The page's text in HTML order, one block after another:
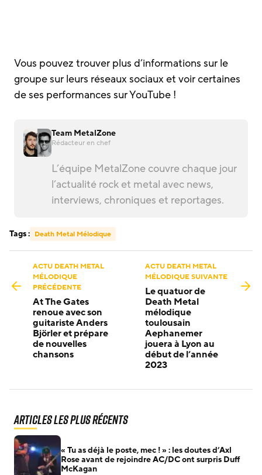
Vous pouvez trouver plus d’informations sur le
groupe sur leurs réseaux sociaux et voir certaines
de ses performances sur YouTube !
Team MetalZone
Rédacteur en chef
L’équipe MetalZone couvre chaque jour
l’actualité rock et metal avec news,
interviews, chroniques et reportages.
Tags : Death Metal Mélodique
ACTU DEATH METAL
MÉLODIQUE
PRÉCÉDENTE
At The Gates
renoue avec son
guitariste Anders
Björler et prépare
de nouvelles
chansons
ACTU DEATH METAL
MÉLODIQUE SUIVANTE
Le quatuor de
Death Metal
mélodique
toulousain
Aephanemer
jouera à Lyon au
début de l’année
2023
Articles les plus récents
« Tu as déjà le poste, mec ! » : les doutes d’Axl
Rose avant de rejoindre AC/DC ont surpris Duff
McKagan